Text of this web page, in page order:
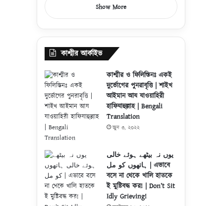
Show More
কাশ্মীর আর্কাইভ
কাশ্মীর ও ফিলিস্তিনঃ একই
দুর্ভোগের পুনরাবৃত্তি | শাইখ
আইমান আয যাওয়াহিরী
হাফিযাহুল্লাহ | Bengali
Translation
জুন ৩, ২০২২
یوں نہ بیٹھے ہوئے خالی
ہاتھوں کو مل | এভাবে
বসে না থেকে খালি হাতকে
ই মুষ্টিবদ্ধ কর! | Don’t Sit
Idly Grieving!